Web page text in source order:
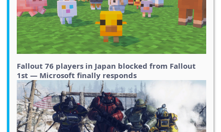
Fallout 76 players in Japan blocked from Fallout
1st — Microsoft finally responds